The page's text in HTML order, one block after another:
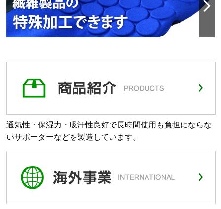
通気性・保湿力・吸汗性良好で長時間使用も負担にならな
いサポーターなどを製造しています。